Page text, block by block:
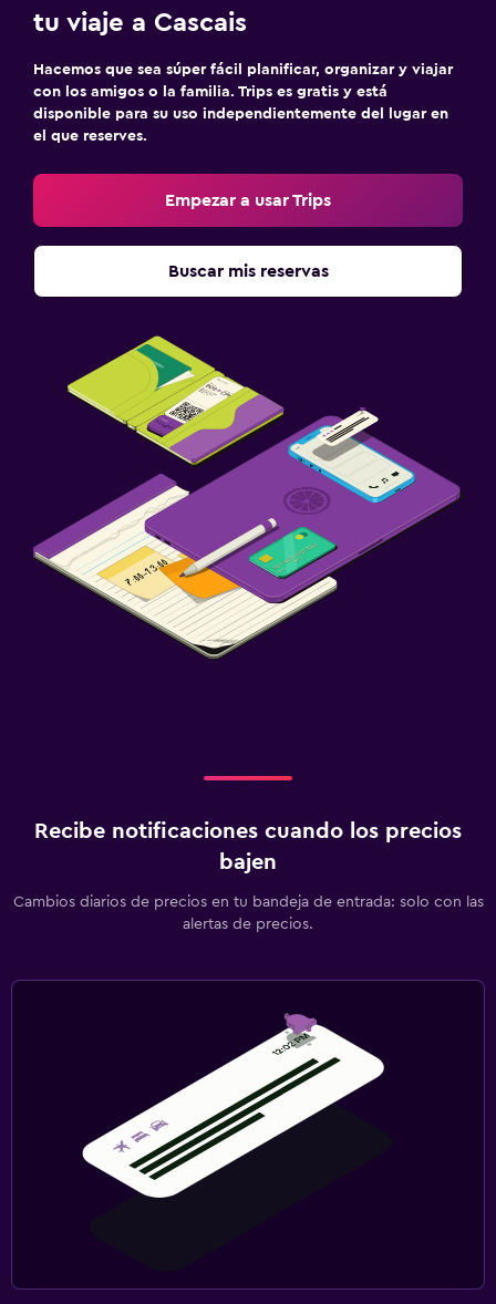
tu viaje a Cascais
Hacemos que sea súper fácil planificar, organizar y viajar
con los amigos o la familia. Trips es gratis y está
disponible para su uso independientemente del lugar en
el que reserves.
Empezar a usar Trips
Buscar mis reservas
Recibe notificaciones cuando los precios
bajen
Cambios diarios de precios en tu bandeja de entrada: solo con las
alertas de precios.